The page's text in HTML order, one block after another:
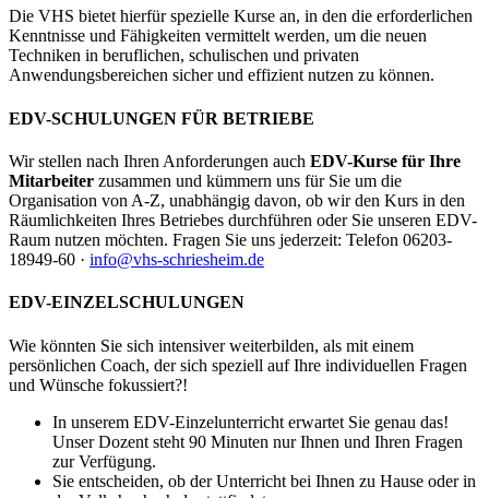
Die VHS bietet hierfür spezielle Kurse an, in den die erforderlichen
Kenntnisse und Fähigkeiten vermittelt werden, um die neuen
Techniken in beruflichen, schulischen und privaten
Anwendungsbereichen sicher und effizient nutzen zu können.
EDV-SCHULUNGEN FÜR BETRIEBE
Wir stellen nach Ihren Anforderungen auch EDV-Kurse für Ihre
Mitarbeiter zusammen und kümmern uns für Sie um die
Organisation von A-Z, unabhängig davon, ob wir den Kurs in den
Räumlichkeiten Ihres Betriebes durchführen oder Sie unseren EDV-
Raum nutzen möchten. Fragen Sie uns jederzeit: Telefon 06203-
18949-60 · info@vhs-schriesheim.de
EDV-EINZELSCHULUNGEN
Wie könnten Sie sich intensiver weiterbilden, als mit einem
persönlichen Coach, der sich speziell auf Ihre individuellen Fragen
und Wünsche fokussiert?!
In unserem EDV-Einzelunterricht erwartet Sie genau das!
Unser Dozent steht 90 Minuten nur Ihnen und Ihren Fragen
zur Verfügung.
Sie entscheiden, ob der Unterricht bei Ihnen zu Hause oder in